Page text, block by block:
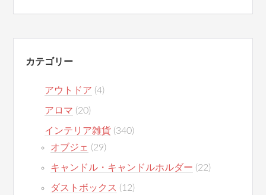
カテゴリー
アウトドア (4)
アロマ (20)
インテリア雑貨 (340)
オブジェ (29)
キャンドル・キャンドルホルダー (22)
ダストボックス (12)